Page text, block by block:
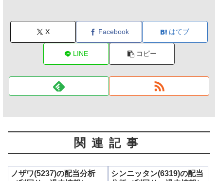
X Facebook はてブ
LINE コピー
関連記事
ノザワ(5237)の配当分析
シンニッタン(6319)の配当